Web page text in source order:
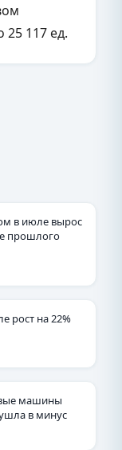
25 117 ед.
в июле вырос
прошлого
рост на 22%
машины
в минус